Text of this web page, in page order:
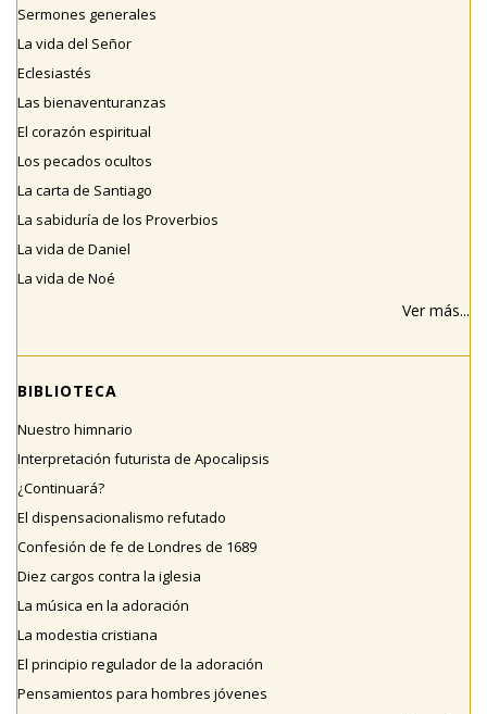
Sermones generales
La vida del Señor
Eclesiastés
Las bienaventuranzas
El corazón espiritual
Los pecados ocultos
La carta de Santiago
La sabiduría de los Proverbios
La vida de Daniel
La vida de Noé
Ver más...
BIBLIOTECA
Nuestro himnario
Interpretación futurista de Apocalipsis
¿Continuará?
El dispensacionalismo refutado
Confesión de fe de Londres de 1689
Diez cargos contra la iglesia
La música en la adoración
La modestia cristiana
El principio regulador de la adoración
Pensamientos para hombres jóvenes